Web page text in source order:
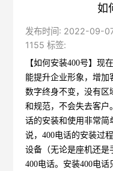
如
发布时间: 2022-09-
1155 标签:
【如何安装400号】 现
能提升企业形象，增加
数字终身不变，没有区
和规范，不会失去客户
话的安装和使用非常简
说，400电话的安装过
设备（无论是座机还是
400电话。安装400电